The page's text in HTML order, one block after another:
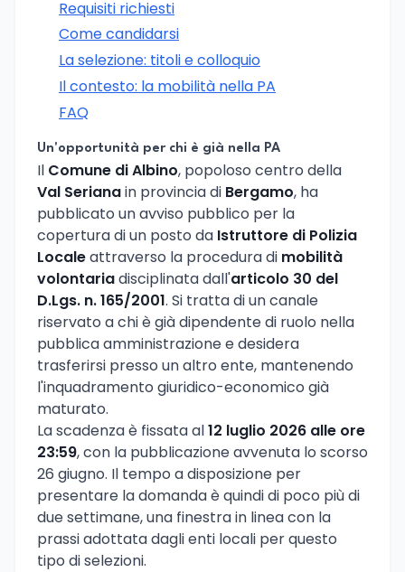
Requisiti richiesti
Come candidarsi
La selezione: titoli e colloquio
Il contesto: la mobilità nella PA
FAQ
Un'opportunità per chi è già nella PA
Il Comune di Albino, popoloso centro della
Val Serianain provincia di Bergamo, ha
pubblicato un avviso pubblico per la
copertura di un posto da Istruttore di Polizia
Localeattraverso la procedura di mobilità
volontariadisciplinata dall'articolo 30 del
D.Lgs. n. 165/2001. Si tratta di un canale
riservato a chi è già dipendente di ruolo nella
pubblica amministrazione e desidera
trasferirsi presso un altro ente, mantenendo
l'inquadramento giuridico-economico già
maturato.
La scadenza è fissata al12 luglio 2026 alle ore
23:59, con la pubblicazione avvenuta lo scorso
26 giugno. Il tempo a disposizione per
presentare la domanda è quindi di poco più di
due settimane, una finestra in linea con la
prassi adottata dagli enti locali per questo
tipo di selezioni.